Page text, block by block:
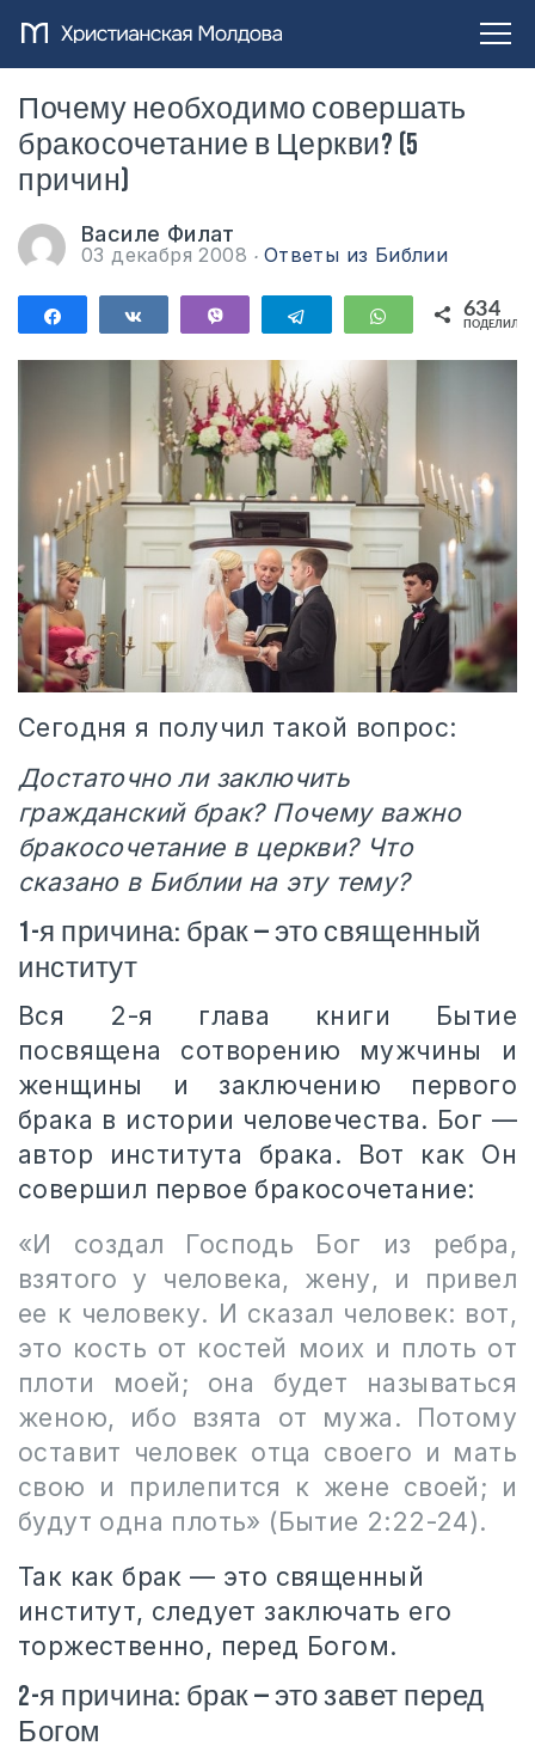
Почему необходимо совершать
бракосочетание в Церкви? (5
причин)
Василе Филат
03 декабря 2008 Ответы из Библии
ПоделитьсяПоделиться Telegram WhatsApp
634
Сегодня я получил такой вопрос:
Достаточно ли заключить
гражданский брак? Почему важно
бракосочетание в церкви? Что
сказано в Библии на эту тему?
1-я причина: брак — это священный
институт
Вся 2-я глава книги Бытие
посвящена сотворению мужчины и
женщины и заключению первого
брака в истории человечества. Бог —
автор института брака. Вот как Он
совершил первое бракосочетание:
«И создал Господь Бог из ребра,
взятого у человека, жену, и привел
ее к человеку. И сказал человек: вот,
это кость от костей моих и плоть от
плоти моей; она будет называться
женою, ибо взята от мужа. Потому
оставит человек отца своего и мать
свою и прилепится к жене своей; и
будут одна плоть» (Бытие 2:22-24).
Так как брак — это священный
институт, следует заключать его
торжественно, перед Богом.
2-я причина: брак — это завет перед
Богом